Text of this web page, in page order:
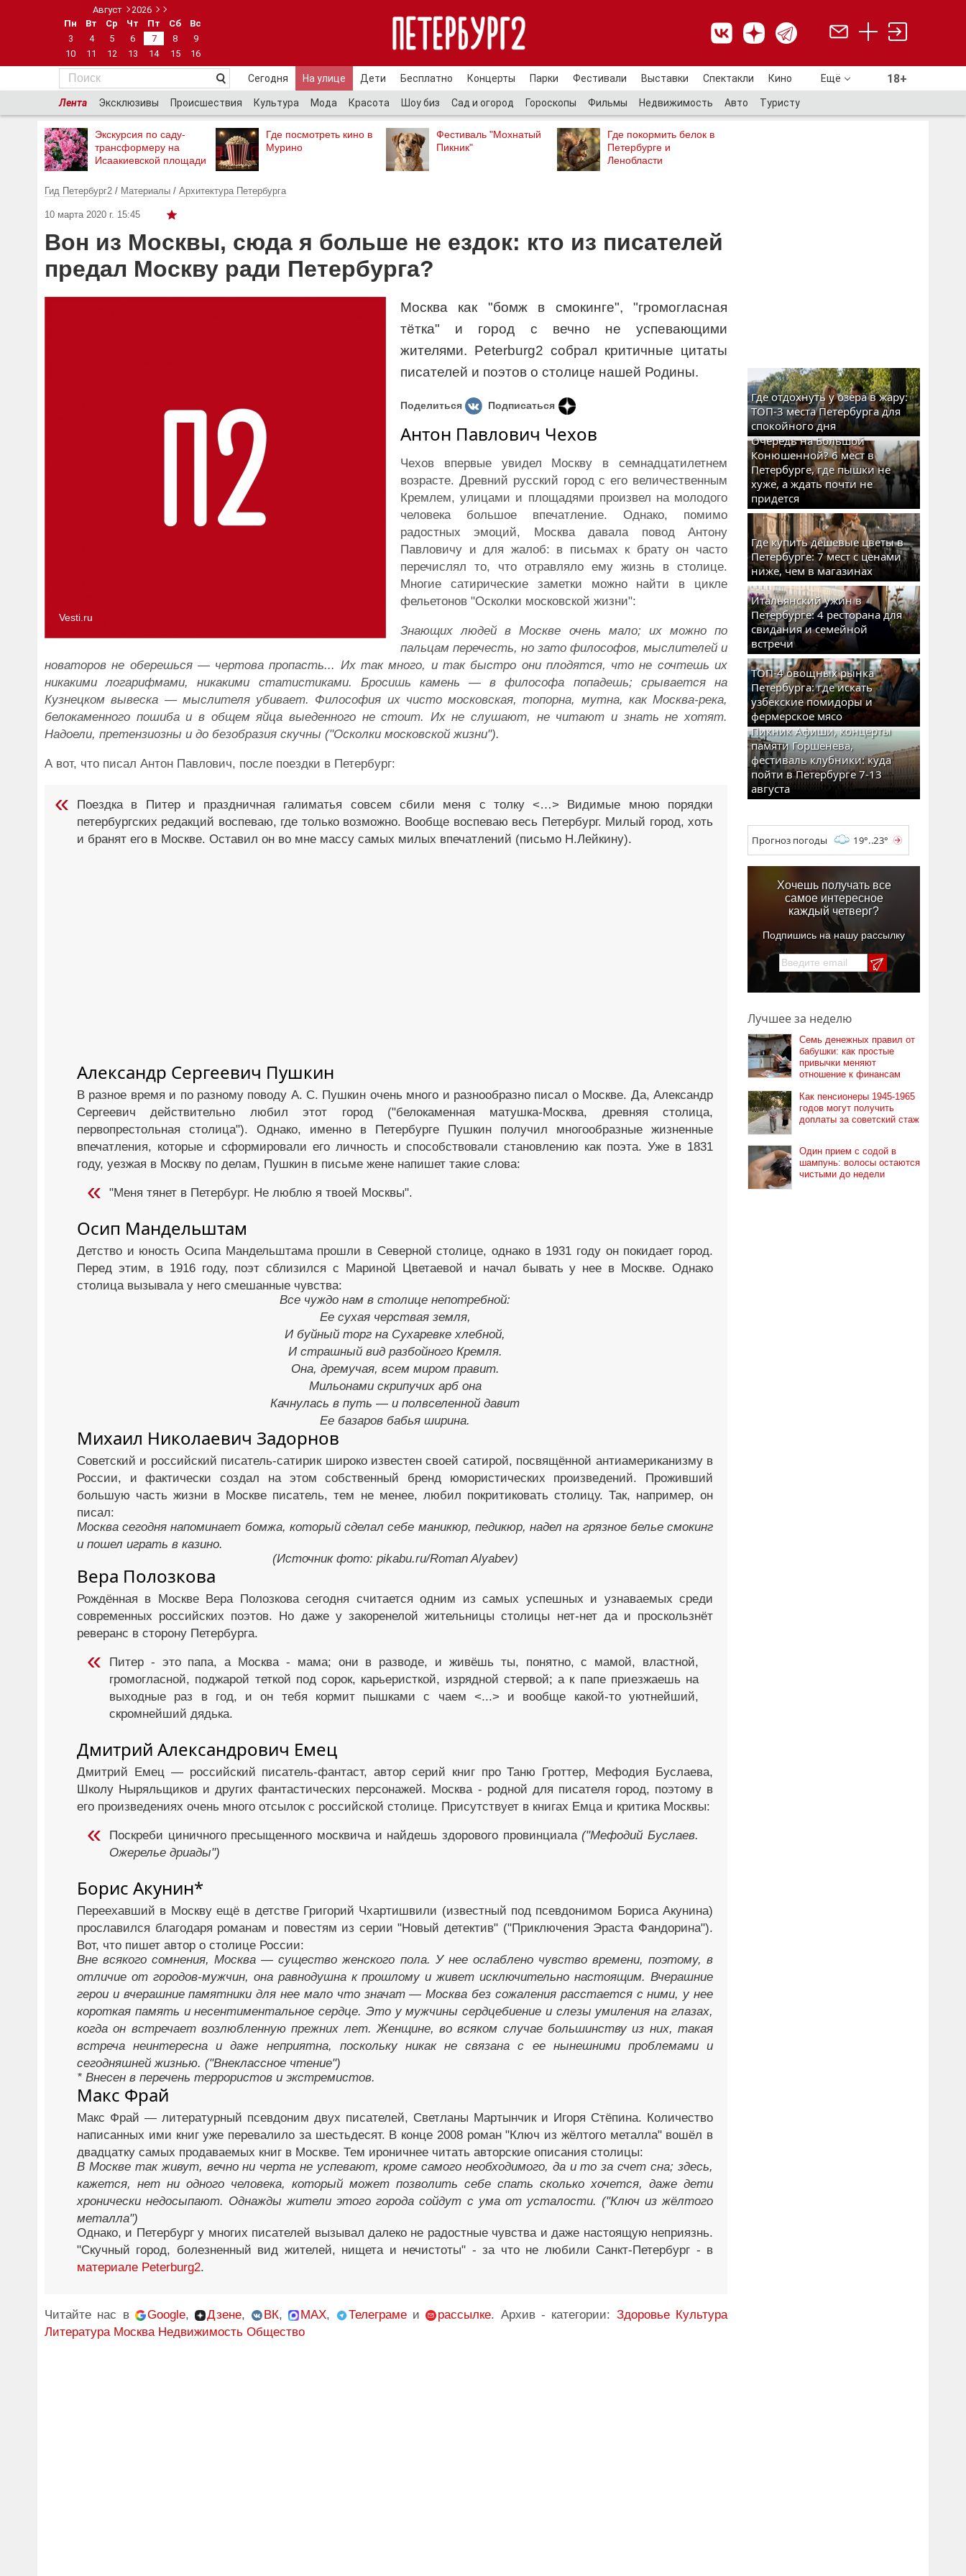
Август
2026
Пн
Вт Ср Чт Пт Сб
Вс
3
4 5 6 7 8
9
10
11 12 13 14 15 16
Сегодня На улице Дети Бесплатно Концерты Парки Фестивали Выставки Спектакли Кино Ещё 18+
Лента Эксклюзивы Происшествия Культура Мода Красота Шоу биз Сад и огород Гороскопы Фильмы Недвижимость Авто Туристу
Экскурсия по саду-
трансформеру на
Исаакиевской площади
Где посмотреть кино в
Мурино
Фестиваль "Мохнатый
Пикник"
Где покормить белок в
Петербурге и
Ленобласти
Гид Петербург2 / Материалы / Архитектура Петербурга
10 марта 2020 г. 15:45
Вон из Москвы, сюда я больше не ездок: кто из писателей
предал Москву ради Петербурга?
Vesti.ru
Москва как "бомж в смокинге", "громогласная
тётка" и город с вечно не успевающими
жителями. Peterburg2 собрал критичные цитаты
писателей и поэтов о столице нашей Родины.
Поделиться Подписаться
Антон Павлович Чехов
Чехов впервые увидел Москву в семнадцатилетнем
возрасте. Древний русский город с его величественным
Кремлем, улицами и площадями произвел на молодого
человека большое впечатление. Однако, помимо
радостных эмоций, Москва давала повод Антону
Павловичу и для жалоб: в письмах к брату он часто
перечислял то, что отравляло ему жизнь в столице.
Многие сатирические заметки можно найти в цикле
фельетонов "Осколки московской жизни":
Знающих людей в Москве очень мало; их можно по
пальцам перечесть, но зато философов, мыслителей и
новаторов не оберешься — чертова пропасть... Их так много, и так быстро они плодятся, что не сочтешь их
никакими логарифмами, никакими статистиками. Бросишь камень — в философа попадешь; срывается на
Кузнецком вывеска — мыслителя убивает. Философия их чисто московская, топорна, мутна, как Москва-река,
белокаменного пошиба и в общем яйца выеденного не стоит. Их не слушают, не читают и знать не хотят.
Надоели, претензиозны и до безобразия скучны ("Осколки московской жизни").
А вот, что писал Антон Павлович, после поездки в Петербург:
Поездка в Питер и праздничная галиматья совсем сбили меня с толку <…> Видимые мною порядки
петербургских редакций воспеваю, где только возможно. Вообще воспеваю весь Петербург. Милый город, хоть
и бранят его в Москве. Оставил он во мне массу самых милых впечатлений (письмо Н.Лейкину).
Александр Сергеевич Пушкин
В разное время и по разному поводу А. С. Пушкин очень много и разнообразно писал о Москве. Да, Александр
Сергеевич действительно любил этот город ("белокаменная матушка-Москва, древняя столица,
первопрестольная столица"). Однако, именно в Петербурге Пушкин получил многообразные жизненные
впечатления, которые и сформировали его личность и способствовали становлению как поэта. Уже в 1831
году, уезжая в Москву по делам, Пушкин в письме жене напишет такие слова:
"Меня тянет в Петербург. Не люблю я твоей Москвы".
Осип Мандельштам
Детство и юность Осипа Мандельштама прошли в Северной столице, однако в 1931 году он покидает город.
Перед этим, в 1916 году, поэт сблизился с Мариной Цветаевой и начал бывать у нее в Москве. Однако
столица вызывала у него смешанные чувства:
Все чуждо нам в столице непотребной:
Ее сухая черствая земля,
И буйный торг на Сухаревке хлебной,
И страшный вид разбойного Кремля.
Она, дремучая, всем миром правит.
Мильонами скрипучих арб она
Качнулась в путь — и полвселенной давит
Ее базаров бабья ширина.
Михаил Николаевич Задорнов
Советский и российский писатель-сатирик широко известен своей сатирой, посвящённой антиамериканизму в
России, и фактически создал на этом собственный бренд юмористических произведений. Проживший
большую часть жизни в Москве писатель, тем не менее, любил покритиковать столицу. Так, например, он
писал:
Москва сегодня напоминает бомжа, который сделал себе маникюр, педикюр, надел на грязное белье смокинг
и пошел играть в казино.
(Источник фото: pikabu.ru/Roman Alyabev)
Вера Полозкова
Рождённая в Москве Вера Полозкова сегодня считается одним из самых успешных и узнаваемых среди
современных российских поэтов. Но даже у закоренелой жительницы столицы нет-нет да и проскользнёт
реверанс в сторону Петербурга.
Питер - это папа, а Москва - мама; они в разводе, и живёшь ты, понятно, с мамой, властной,
громогласной, поджарой теткой под сорок, карьеристкой, изрядной стервой; а к папе приезжаешь на
выходные раз в год, и он тебя кормит пышками с чаем <...> и вообще какой-то уютнейший,
скромнейший дядька.
Дмитрий Александрович Емец
Дмитрий Емец — российский писатель-фантаст, автор серий книг про Таню Гроттер, Мефодия Буслаева,
Школу Ныряльщиков и других фантастических персонажей. Москва - родной для писателя город, поэтому в
его произведениях очень много отсылок с российской столице. Присутствует в книгах Емца и критика Москвы:
Поскреби циничного пресыщенного москвича и найдешь здорового провинциала("Мефодий Буслаев.
Ожерелье дриады")
Борис Акунин*
Переехавший в Москву ещё в детстве Григорий Чхартишвили (известный под псевдонимом Бориса Акунина)
прославился благодаря романам и повестям из серии "Новый детектив" ("Приключения Эраста Фандорина").
Вот, что пишет автор о столице России:
Вне всякого сомнения, Москва — существо женского пола. У нее ослаблено чувство времени, поэтому, в
отличие от городов-мужчин, она равнодушна к прошлому и живет исключительно настоящим. Вчерашние
герои и вчерашние памятники для нее мало что значат — Москва без сожаления расстается с ними, у нее
короткая память и несентиментальное сердце. Это у мужчины сердцебиение и слезы умиления на глазах,
когда он встречает возлюбленную прежних лет. Женщине, во всяком случае большинству из них, такая
встреча неинтересна и даже неприятна, поскольку никак не связана с ее нынешними проблемами и
сегодняшней жизнью. ("Внеклассное чтение")
* Внесен в перечень террористов и экстремистов.
Макс Фрай
Макс Фрай — литературный псевдоним двух писателей, Светланы Мартынчик и Игоря Стёпина. Количество
написанных ими книг уже перевалило за шестьдесят. В конце 2008 роман "Ключ из жёлтого металла" вошёл в
двадцатку самых продаваемых книг в Москве. Тем ироничнее читать авторские описания столицы:
В Москве так живут, вечно ни черта не успевают, кроме самого необходимого, да и то за счет сна; здесь,
кажется, нет ни одного человека, который может позволить себе спать сколько хочется, даже дети
хронически недосыпают. Однажды жители этого города сойдут с ума от усталости. ("Ключ из жёлтого
металла")
Однако, и Петербург у многих писателей вызывал далеко не радостные чувства и даже настоящую неприязнь.
"Скучный город, болезненный вид жителей, нищета и нечистоты" - за что не любили Санкт-Петербург - в
материале Peterburg2.
Читайте нас в Google, Дзене, ВК, MAX, Телеграмеи рассылке. Архив - категории: Здоровье Культура
Литература Москва Недвижимость Общество
Где отдохнуть у озера в жару:
ТОП-3 места Петербурга для
спокойного дня
Очередь на Большой
Конюшенной? 6 мест в
Петербурге, где пышки не
хуже, а ждать почти не
придется
Где купить дешевые цветы в
Петербурге: 7 мест с ценами
ниже, чем в магазинах
Итальянский ужин в
Петербурге: 4 ресторана для
свидания и семейной
встречи
ТОП-4 овощных рынка
Петербурга: где искать
узбекские помидоры и
фермерское мясо
Пикник Афиши, концерты
памяти Горшенева,
фестиваль клубники: куда
пойти в Петербурге 7-13
августа
Прогноз погоды 19°..23°
Хочешь получать все
самое интересное
каждый четверг?
Подпишись на нашу рассылку
Лучшее за неделю
Семь денежных правил от
бабушки: как простые
привычки меняют
отношение к финансам
Как пенсионеры 1945-1965
годов могут получить
доплаты за советский стаж
Один прием с содой в
шампунь: волосы остаются
чистыми до недели